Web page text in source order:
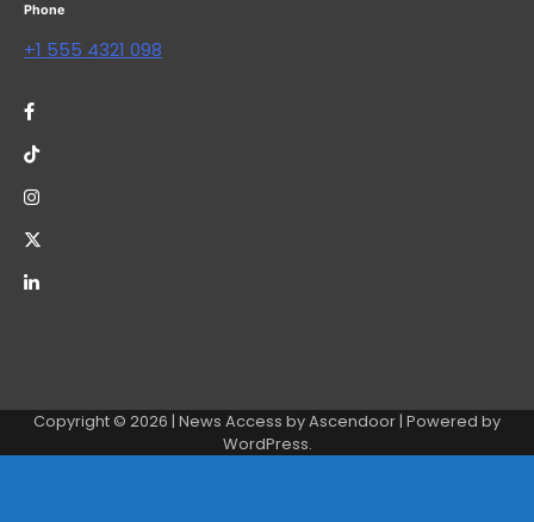
Phone
+1 555 4321 098
Copyright © 2026 | News Access byAscendoor| Powered by
WordPress.